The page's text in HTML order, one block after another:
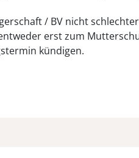
/ BV nicht
erst zum
kündigen.